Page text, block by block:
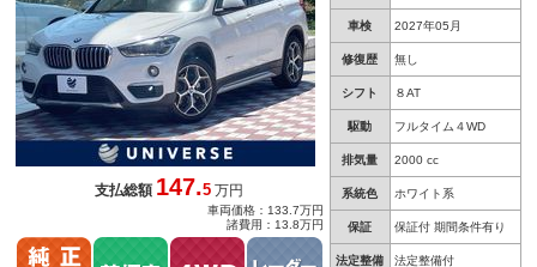
車検 2027年05月
修復歴 無し
シフト ８AT
駆動 フルタイム４WD
排気量 2000 cc
系統色 ホワイト系
保証 保証付 期間条件有り
法定整備 法定整備付
支払総額147.5 万円
車両価格：133.7万円
諸費用：13.8万円